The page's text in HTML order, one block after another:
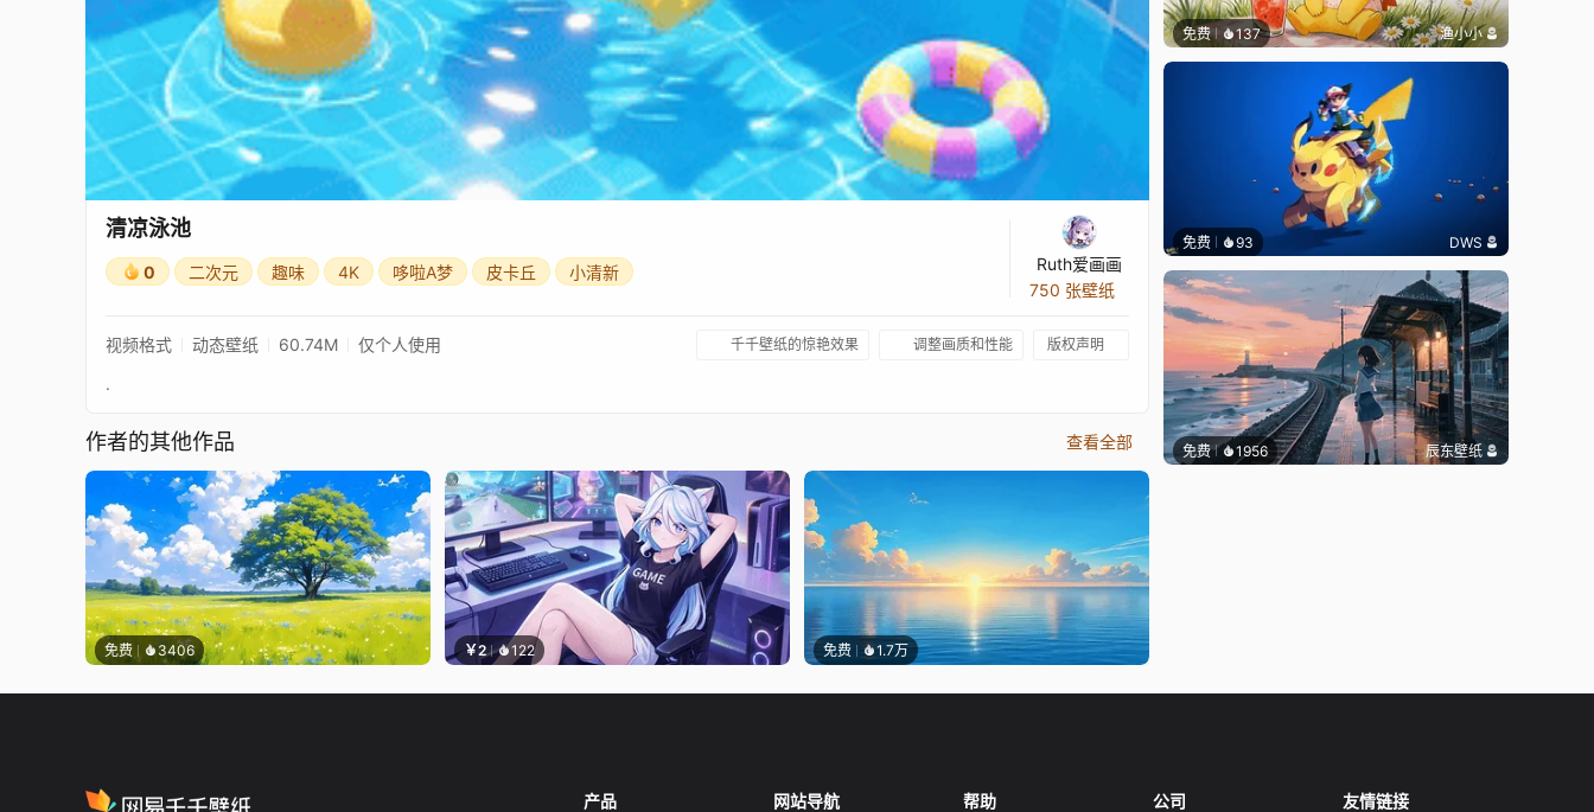
清凉泳池
0 二次元 趣味 4K 哆啦A梦 皮卡丘 小清新
Ruth爱画画
750 张壁纸
视频格式 动态壁纸 60.74M 仅个人使用 千千壁纸的惊艳效果 调整画质和性能 版权声明
.
作者的其他作品 查看全部
免费 3406 ￥2 122 免费 1.7万
免费 137 渔小小
免费 93 DWS
免费 1956 辰东壁纸
产品 网站导航 帮助 公司 友情链接